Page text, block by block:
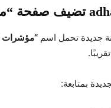
جديدة تحمل اسم “مؤشرات
بمتابعة: